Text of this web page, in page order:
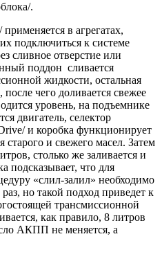
.
в агрегатах,
подключиться к системе
сливное отверстие или
поддон сливается
жидкости, остальная
чего доливается свежее
уровень, на подъемнике
двигатель, селектор
и коробка функционирует
старого и свежего масел. Затем
столько же заливается и
подсказывает, что для
«слил-залил» необходимо
но такой подход приведет к
трансмиссионной
как правило, 8 литров
АКПП не меняется, а